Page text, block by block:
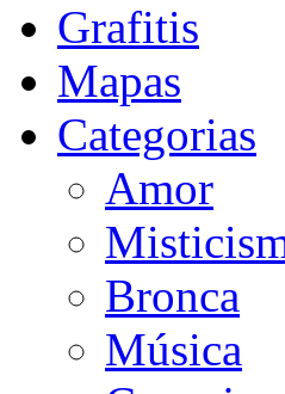
Grafitis
Mapas
Categorias
Amor
Bronca
Música